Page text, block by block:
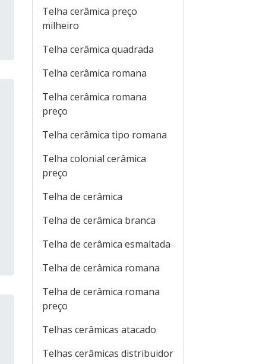
Telha cerâmica preço
milheiro
Telha cerâmica quadrada
Telha cerâmica romana
Telha cerâmica romana
preço
Telha cerâmica tipo romana
Telha colonial cerâmica
preço
Telha de cerâmica
Telha de cerâmica branca
Telha de cerâmica esmaltada
Telha de cerâmica romana
Telha de cerâmica romana
preço
Telhas cerâmicas atacado
Telhas cerâmicas distribuidor